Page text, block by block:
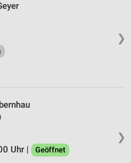
❯
❯
Uhr |
Geöffnet